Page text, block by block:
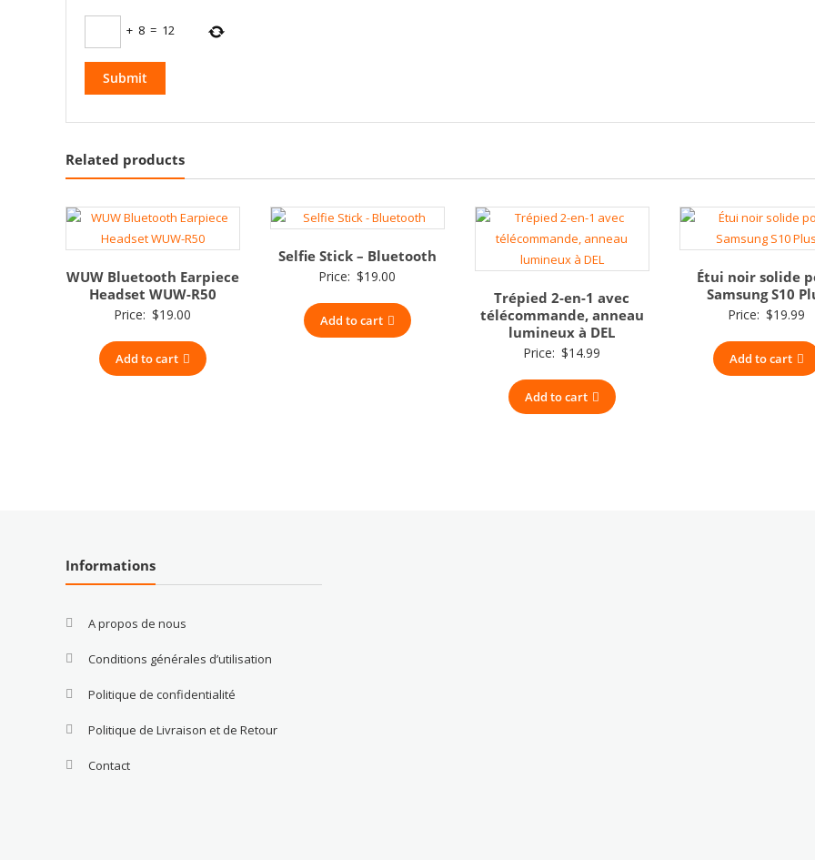
+ 8 = 12
Related products
WUW Bluetooth Earpiece
Headset WUW-R50
Price: $19.00
Add to cart
Selfie Stick – Bluetooth
Price: $19.00
Add to cart
Trépied 2-en-1 avec
télécommande, anneau
lumineux à DEL
Price: $14.99
Add to cart
Étui noir solide
Samsung S10
Price: $19.99
Add to cart
Informations
A propos de nous
Conditions générales d’utilisation
Politique de confidentialité
Politique de Livraison et de Retour
Contact